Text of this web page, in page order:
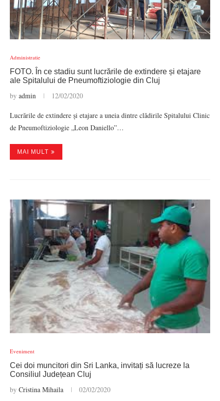
Administratie
FOTO. În ce stadiu sunt lucrările de extindere și etajare
ale Spitalului de Pneumoftiziologie din Cluj
by admin 12/02/2020
Lucrările de extindere și etajare a uneia dintre clădirile Spitalului Clinic
de Pneumoftiziologie „Leon Daniello”…
MAI MULT
Eveniment
Cei doi muncitori din Sri Lanka, invitați să lucreze la
Consiliul Județean Cluj
by Cristina Mihaila 02/02/2020